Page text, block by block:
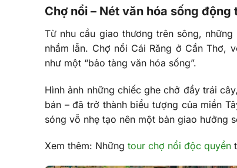
Chợ nổi – Nét văn hóa sống
Từ nhu cầu giao thương trên sông,
nhầm lẫn. Chợ nổi Cái Răng ở Cần Thơ,
như một “bảo tàng văn hóa sống”.
Hình ảnh những chiếc ghe chở đầy trái
bán – đã trở thành biểu tượng của miền
sóng vỗ nhẹ tạo nên một bản giao hưởng
Xem thêm: Những tour chợ nổi độc quyền